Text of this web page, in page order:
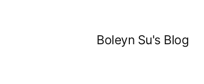
Boleyn Su's Blog